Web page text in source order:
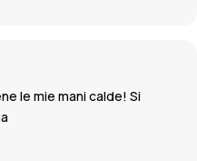
le mie mani calde! Si